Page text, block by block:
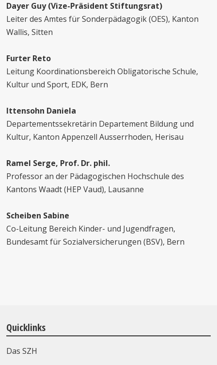
Dayer Guy (Vize-Präsident Stiftungsrat)
Leiter des Amtes für Sonderpädagogik (OES), Kanton
Wallis, Sitten
Furter Reto
Leitung Koordinationsbereich Obligatorische Schule,
Kultur und Sport, EDK, Bern
Ittensohn Daniela
Departementssekretärin Departement Bildung und
Kultur, Kanton Appenzell Ausserrhoden, Herisau
Ramel Serge, Prof. Dr. phil.
Professor an der Pädagogischen Hochschule des
Kantons Waadt (HEP Vaud), Lausanne
Scheiben Sabine
Co-Leitung Bereich Kinder- und Jugendfragen,
Bundesamt für Sozialversicherungen (BSV), Bern
Quicklinks
Das SZH